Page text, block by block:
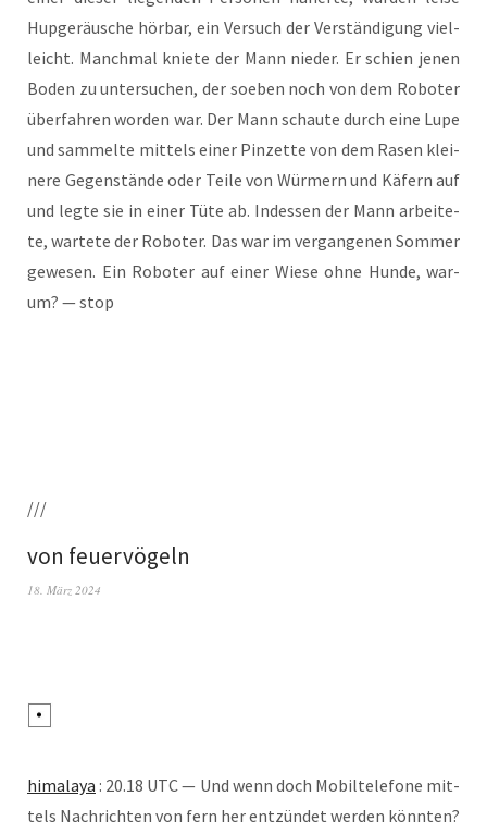
Hup­ge­räu­sche hör­bar, ein Ver­such der Ver­stän­di­gung viel­
leicht. Manch­mal knie­te der Mann nie­der. Er schien jenen
Boden zu unter­su­chen, der soeben noch von dem Robo­ter
über­fah­ren wor­den war. Der Mann schau­te durch eine Lupe
und sam­mel­te mit­tels einer Pin­zet­te von dem Rasen klei­
ne­re Gegen­stän­de oder Tei­le von Wür­mern und Käfern auf
und leg­te sie in einer Tüte ab. Indes­sen der Mann arbei­te­
te, war­te­te der Robo­ter. Das war im ver­gan­ge­nen Som­mer
gewe­sen. Ein Robo­ter auf einer Wie­se ohne Hun­de, war­
um? — stop
///
von feuervögeln
18. März 2024
hima­la­ya : 20.18 UTC — Und wenn doch Mobil­te­le­fo­ne mit­
tels Nach­rich­ten von fern her ent­zün­det wer­den könn­ten?